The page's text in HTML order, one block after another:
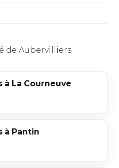
de Aubervilliers
La Courneuve
à Pantin